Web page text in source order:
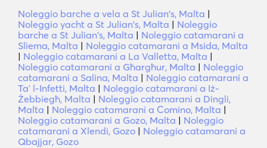
Noleggio barche a vela a St Julian's, Malta |
Noleggio yacht a St Julian's, Malta | Noleggio
barche a St Julian's, Malta | Noleggio catamarani a
Sliema, Malta | Noleggio catamarani a Msida, Malta
| Noleggio catamarani a La Valletta, Malta |
Noleggio catamarani a Għargħur, Malta | Noleggio
catamarani a Salina, Malta | Noleggio catamarani a
Taʼ l-Infetti, Malta | Noleggio catamarani a Iż-
Żebbiegħ, Malta | Noleggio catamarani a Dingli,
Malta | Noleggio catamarani a Comino, Malta |
Noleggio catamarani a Gozo, Malta | Noleggio
catamarani a Xlendi, Gozo | Noleggio catamarani a
Qbajjar, Gozo